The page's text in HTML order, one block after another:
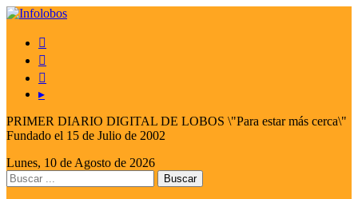



▸
PRIMER DIARIO DIGITAL DE LOBOS \"Para estar más cerca\"
Fundado el 15 de Julio de 2002
Lunes, 10 de Agosto de 2026